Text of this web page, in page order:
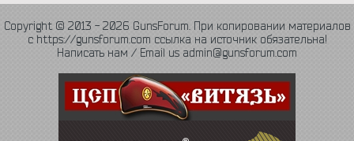
Copyright © 2013 - 2026 GunsForum. При копировании материалов
с https://gunsforum.com ссылка на источник обязательна!
Написать нам / Email us admin@gunsforum.com